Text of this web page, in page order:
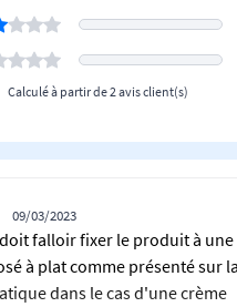
Calculé à partir de 2 avis client(s)
09/03/2023
falloir fixer le produit à
à plat comme présenté sur
dans le cas d'une crème